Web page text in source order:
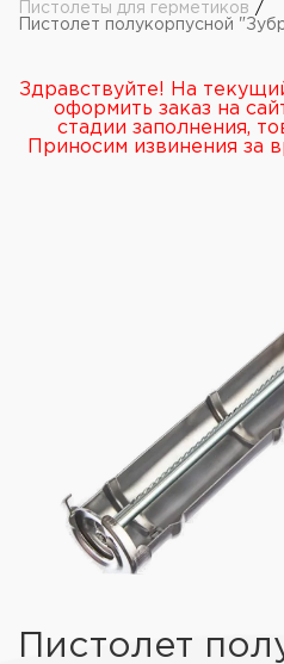
Пистолеты для герметиков /
Пистолет полукорпусной
Здравствуйте! На
оформить заказ на
стадии заполнения,
Приносим извинения за
Пистолет